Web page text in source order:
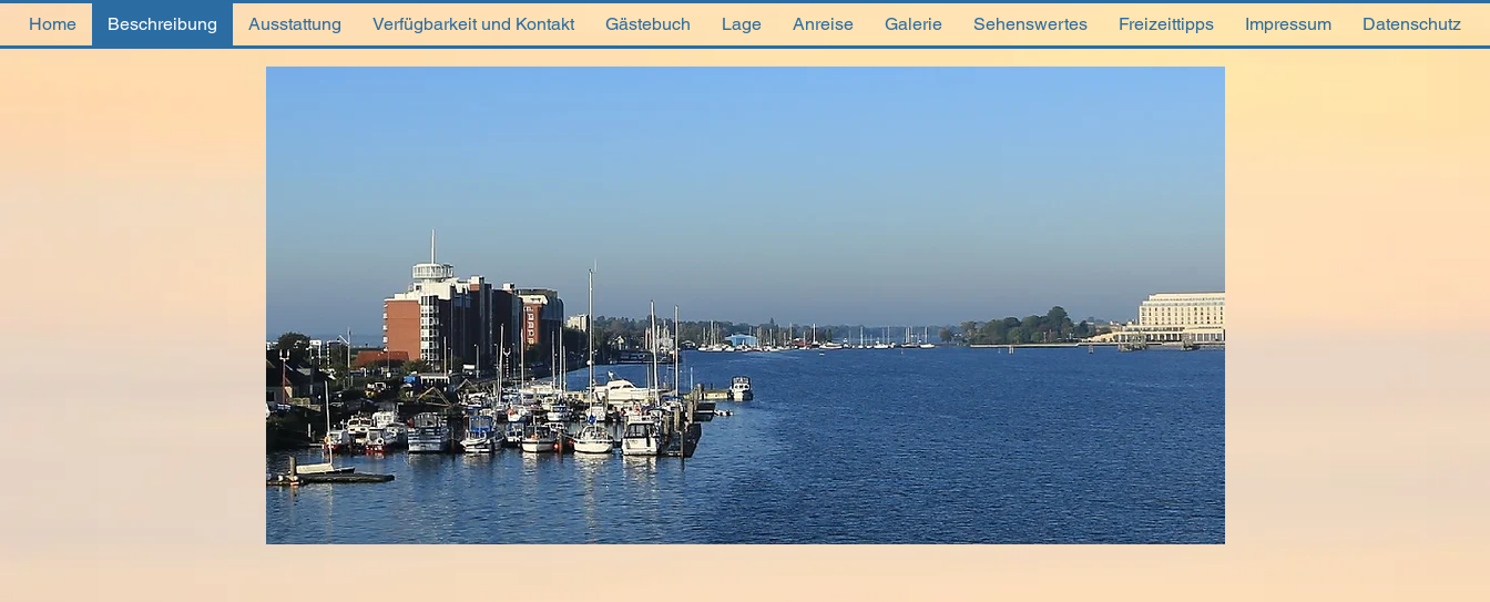
Home Beschreibung Ausstattung Verfügbarkeit und Kontakt Gästebuch Lage Anreise Galerie Sehenswertes Freizeittipps Impressum Datenschutz